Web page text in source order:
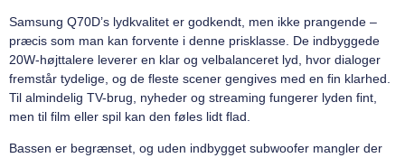
Samsung Q70D’s lydkvalitet er godkendt, men ikke prangende –
præcis som man kan forvente i denne prisklasse. De indbyggede
20W-højttalere leverer en klar og velbalanceret lyd, hvor dialoger
fremstår tydelige, og de fleste scener gengives med en fin klarhed.
Til almindelig TV-brug, nyheder og streaming fungerer lyden fint,
men til film eller spil kan den føles lidt flad.
Bassen er begrænset, og uden indbygget subwoofer mangler der